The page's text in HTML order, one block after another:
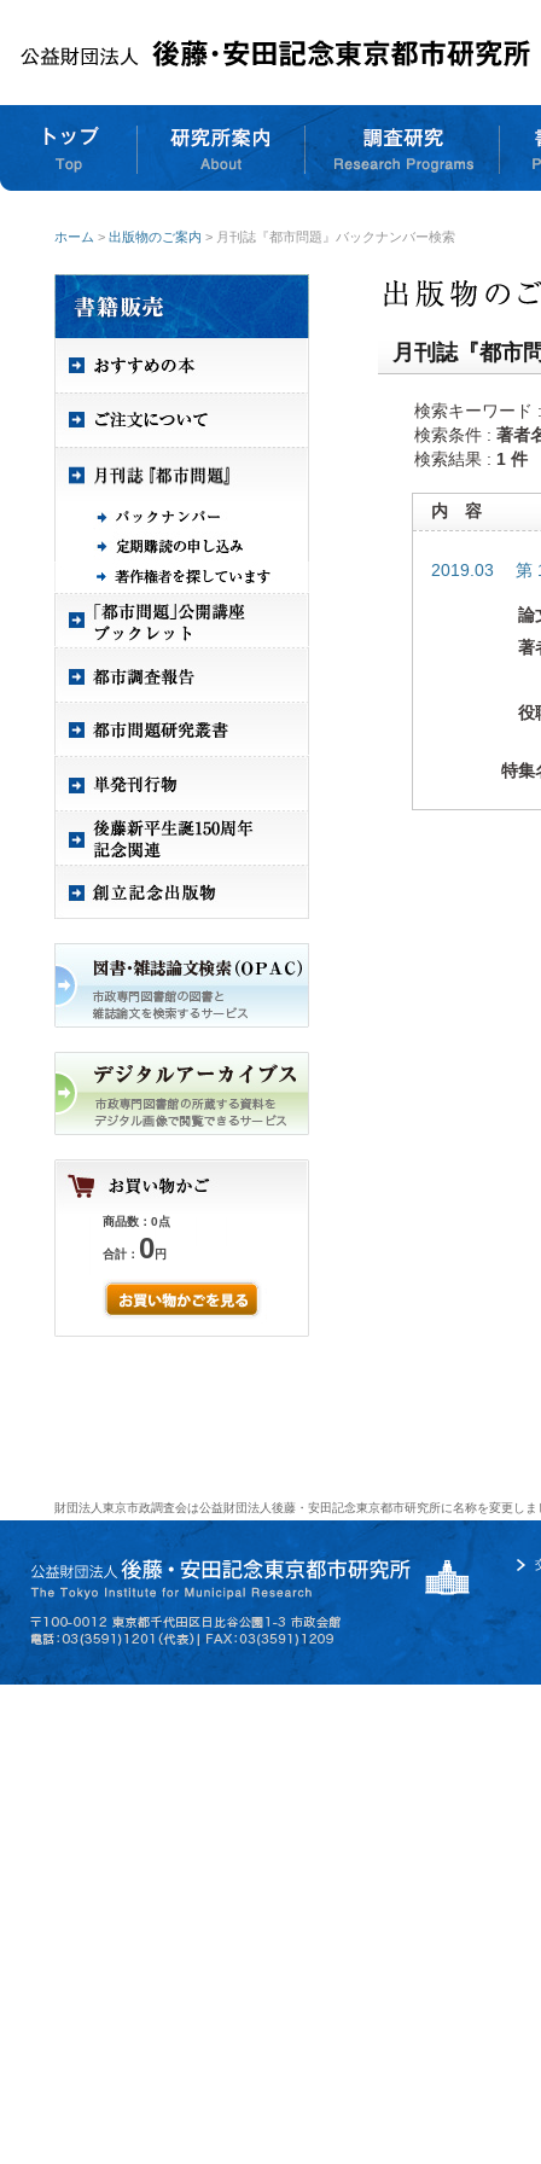
ホーム > 出版物のご案内 > 月刊誌『都市問題』バックナンバー検索
商品数：0点
合計： 0円
月刊誌『都市
検索キーワード
検索条件 : 著者
検索結果 : 1 件
内 容
2019.03 第
論
著
役
特集
財団法人東京市政調査会は公益財団法人後藤・安田記念東京都市研究所に名称を変更しま